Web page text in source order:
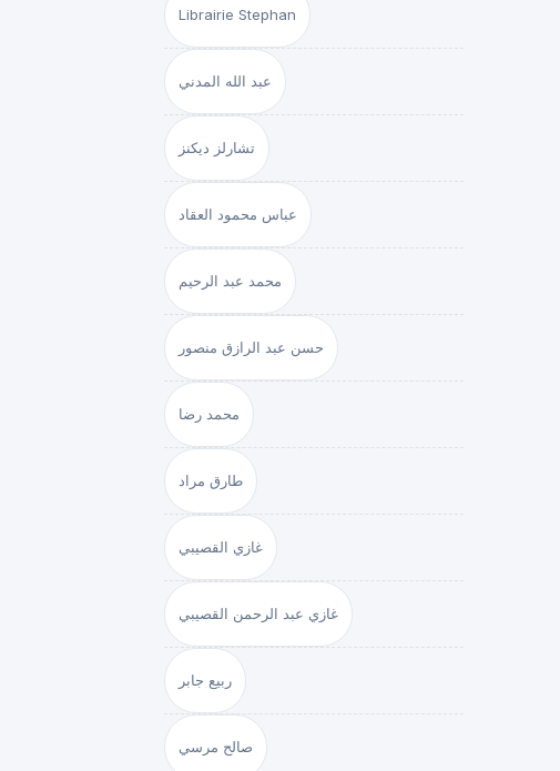
Librairie Stephan
عبد الله المدني
تشارلز ديكنز
عباس محمود العقاد
محمد عبد الرحيم
حسن عبد الرازق منصور
محمد رضا
طارق مراد
غازي القصيبي
غازي عبد الرحمن القصيبي
ربيع جابر
صالح مرسي